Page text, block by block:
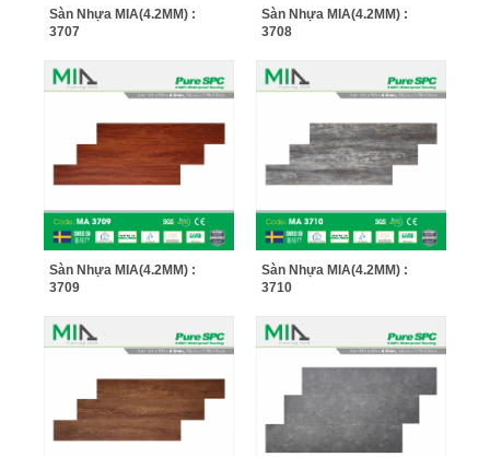
Sàn Nhựa MIA(4.2MM) :
3707
Sàn Nhựa MIA(4.2MM) :
3708
Sàn Nhựa MIA(4.2MM) :
3709
Sàn Nhựa MIA(4.2MM) :
3710